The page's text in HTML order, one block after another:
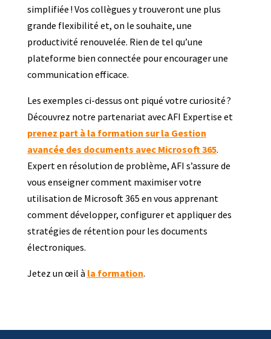
simplifiée ! Vos collègues y trouveront une plus
grande flexibilité et, on le souhaite, une
productivité renouvelée. Rien de tel qu’une
plateforme bien connectée pour encourager une
communication efficace.
Les exemples ci-dessus ont piqué votre curiosité ?
Découvrez notre partenariat avec AFI Expertise et
prenez part à la formation sur la Gestion
avancée des documents avec Microsoft 365.
Expert en résolution de problème, AFI s’assure de
vous enseigner comment maximiser votre
utilisation de Microsoft 365 en vous apprenant
comment développer, configurer et appliquer des
stratégies de rétention pour les documents
électroniques.
Jetez un œil à la formation.